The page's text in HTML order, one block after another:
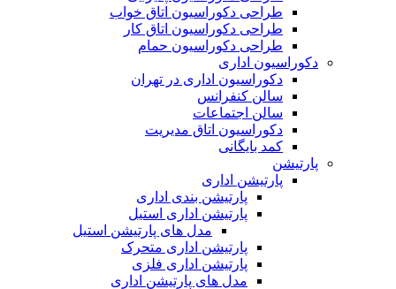
طراحی دکوراسیون اتاق خواب
طراحی دکوراسیون اتاق کار
طراحی دکوراسیون حمام
دکوراسیون اداری
دکوراسیون اداری در تهران
سالن کنفرانس
سالن اجتماعات
دکوراسیون اتاق مدیریت
کمد بایگانی
پارتیشن
پارتیشن اداری
پارتیشن بندی اداری
پارتیشن اداری استیل
مدل های پارتیشن استیل
پارتیشن اداری متحرک
پارتیشن اداری فلزی
مدل های پارتیشن اداری